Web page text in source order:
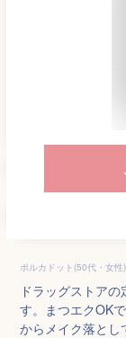
ポルカドット(50代・女性)
ドラッグストア
す。まつエクOK
からメイク落とし